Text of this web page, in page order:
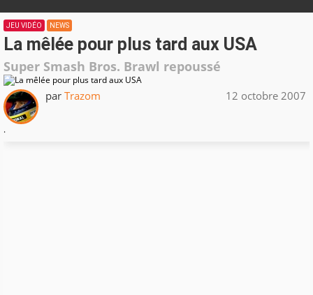
JEU VIDÉO NEWS
La mêlée pour plus tard aux USA
Super Smash Bros. Brawl repoussé
par Trazom 12 octobre 2007
.